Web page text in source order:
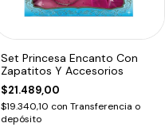
Set Princesa Encanto Con
Zapatitos Y Accesorios
$21.489,00
$19.340,10 con Transferencia o
depósito